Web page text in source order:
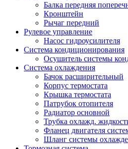
Балка передняя
Кронштейн
Рычаг передний
Рулевое управление
Насос гидроусилителя
Система кондиционирования
Осушитель системы
Система охлаждения
Бачок расширительный
Корпус термостата
Крышка термостата
Патрубок отопителя
Радиатор основной
Трубка охлажд.
Фланец двигателя
Шланг системы